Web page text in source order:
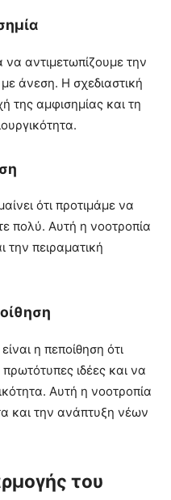
να αντιμετωπίζουμε την
άνεση. Η σχεδιαστική
της αμφισημίας και τη
ότι προτιμάμε να
πολύ. Αυτή η νοοτροπία
την πειραματική
η πεποίθηση ότι
ιδέες και να
Αυτή η νοοτροπία
και την ανάπτυξη νέων
του